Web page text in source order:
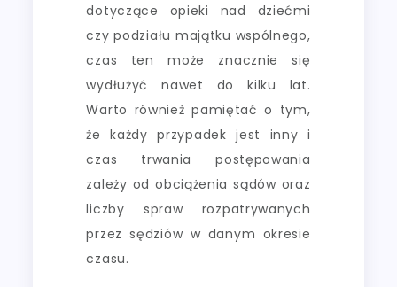
dotyczące opieki nad dziećmi
czy podziału majątku wspólnego,
czas ten może znacznie się
wydłużyć nawet do kilku lat.
Warto również pamiętać o tym,
że każdy przypadek jest inny i
czas trwania postępowania
zależy od obciążenia sądów oraz
liczby spraw rozpatrywanych
przez sędziów w danym okresie
czasu.